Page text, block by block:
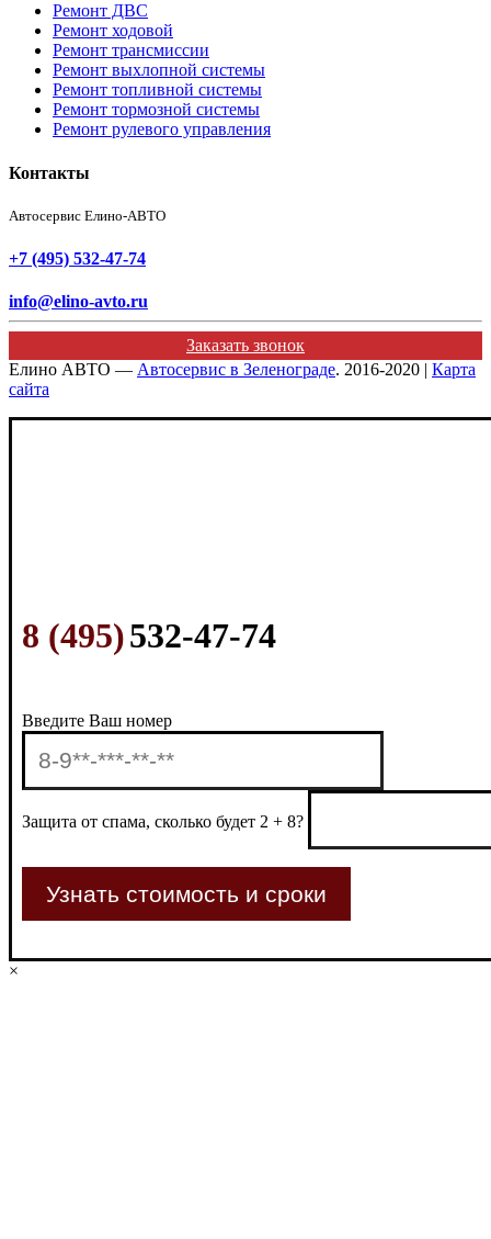
Ремонт ДВС
Ремонт ходовой
Ремонт трансмиссии
Ремонт выхлопной системы
Ремонт топливной системы
Ремонт тормозной системы
Ремонт рулевого управления
Контакты
Автосервис Елино-АВТО
+7 (495) 532-47-74
info@elino-avto.ru
Заказать звонок
Елино АВТО — Автосервис в Зеленограде. 2016-2020 | Карта
сайта
8 (495)532-47-74
Введите Ваш номер
Защита от спама, сколько будет 2 + 8?
×